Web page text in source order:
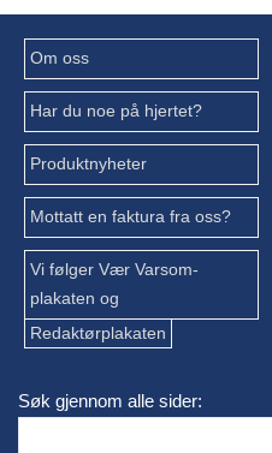
Om oss
Har du noe på hjertet?
Produktnyheter
Mottatt en faktura fra oss?
Vi følger Vær Varsom-
plakaten og
Redaktørplakaten
Søk gjennom alle sider: